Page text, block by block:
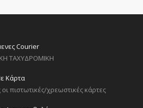
Courier
ΤΑΧΥΔΡΟΜΙΚΗ
Κάρτα
οι πιστωτικές/χρεωστικές κάρτες